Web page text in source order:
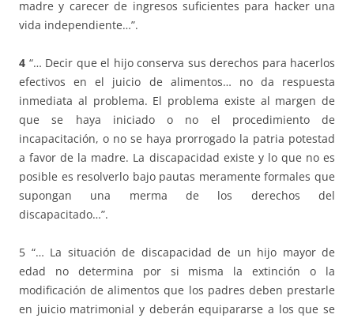
madre y carecer de ingresos suficientes para hacker una
vida independiente…”.
4 “… Decir que el hijo conserva sus derechos para hacerlos
efectivos en el juicio de alimentos… no da respuesta
inmediata al problema. El problema existe al margen de
que se haya iniciado o no el procedimiento de
incapacitación, o no se haya prorrogado la patria potestad
a favor de la madre. La discapacidad existe y lo que no es
posible es resolverlo bajo pautas meramente formales que
supongan una merma de los derechos del
discapacitado…”.
5 “… La situación de discapacidad de un hijo mayor de
edad no determina por si misma la extinción o la
modificación de alimentos que los padres deben prestarle
en juicio matrimonial y deberán equipararse a los que se